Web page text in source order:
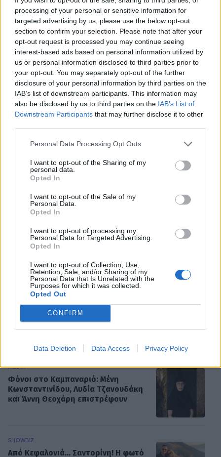
processing of your personal or sensitive information for
targeted advertising by us, please use the below opt-out
section to confirm your selection. Please note that after your
opt-out request is processed you may continue seeing
interest-based ads based on personal information utilized by
us or personal information disclosed to third parties prior to
your opt-out. You may separately opt-out of the further
disclosure of your personal information by third parties on the
IAB’s list of downstream participants. This information may
also be disclosed by us to third parties on the IAB’s List of
Downstream Participants that may further disclose it to other
Personal Data Processing Opt Outs
I want to opt-out of the Sharing of my
personal data.
Opted In
I want to opt-out of the Sale of my
Personal Data.
Opted In
I want to opt-out of processing my
Personal Data for Targeted Advertising.
Opted In
I want to opt-out of Collection, Use,
Retention, Sale, and/or Sharing of my
Personal Data that Is Unrelated with the
Purposes for which it was collected.
Opted Out
CONFIRM
Data Deletion Data Access Privacy Policy
να μιλήσει μαζί της τηλεφωνικά όμως αυτό δεν
ήταν εφικτό οπότε και μέσω οικογενειακού
φίλου της έστειλε σκληρά μηνύματα. Ότι
ξεπούλησε την περιουσία της μητέρας της, ότι
έχει αφεθεί πλήρως στις βουλές του συζύγου
της, Αλβάρο και πως οδεύει στην απόλυτη
καταστροφή. Η χρυσή κληρονόμος δεν απάντησε
ωστόσο κάποιες πληροφορίες αναφέρουν πως
Ντόντα δεν θεώρησε συμφέρουσα συμφωνία την
έξαλλος
μηνύματα
Παιχνίδι από παντού στη Novibet με
το νέο Mobile App
MEDIA
Φόνοι στο Καμπαναριό: Μένη
Κωνσταντινίδου, Λυδία Τζανουδάκη
και Άννη Θεοχάρη επιστρέφουν
SHOWBIZ
Από Κεφαλονιά... Σαντορίνη! Η φωτό